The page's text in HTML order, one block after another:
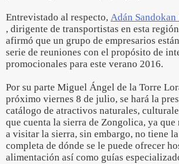
Entrevistado al respecto, Adán
, dirigente de transportistas en esta
afirmó que un grupo de empresarios
serie de reuniones con el propósito de
promocionales para este verano 2016.
Por su parte Miguel Ángel de la Torre
próximo viernes 8 de julio, se hará la
catálogo de atractivos naturales,
que cuenta la sierra de Zongolica, ya que
a visitar la sierra, sin embargo, no tiene
completa de dónde se le puede ofrecer
alimentación así como guías